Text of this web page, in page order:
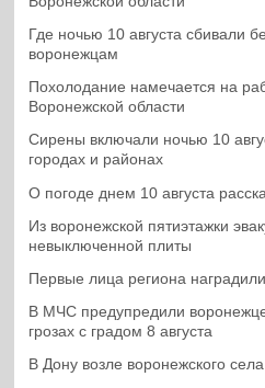
Где ночью 10 августа сбивали
воронежцам
Похолодание намечается на
Воронежской области
Сирены включали ночью 10
городах и районах
О погоде днем 10 августа
Из воронежской пятиэтажки
невыключенной плиты
Первые лица региона
В МЧС предупредили
грозах с градом 8 августа
В Дону возле воронежского